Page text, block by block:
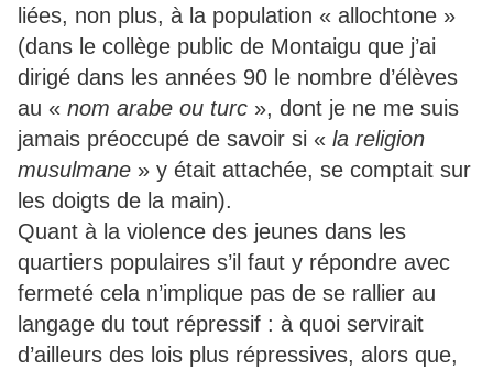
liées, non plus, à la population « allochtone »
(dans le collège public de Montaigu que j’ai
dirigé dans les années 90 le nombre d’élèves
au « nom arabe ou turc », dont je ne me suis
jamais préoccupé de savoir si « la religion
musulmane » y était attachée, se comptait sur
les doigts de la main).
Quant à la violence des jeunes dans les
quartiers populaires s’il faut y répondre avec
fermeté cela n’implique pas de se rallier au
langage du tout répressif : à quoi servirait
d’ailleurs des lois plus répressives, alors que,